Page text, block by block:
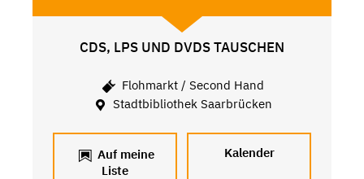
CDS, LPS UND DVDS TAUSCHEN
Flohmarkt / Second Hand
Stadtbibliothek Saarbrücken
Auf meine
Liste
Kalender